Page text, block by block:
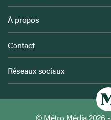
À propos
Contact
Réseaux sociaux
© Métro Média 2026